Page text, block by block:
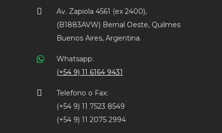
Av. Zapiola 4561 (ex 2400),
(B1883AVW) Bernal Oeste, Quilmes
Buenos Aires, Argentina.
Whatsapp:
(+54 9) 11 6164 9431
Telefono o Fax:
(+54 9) 11 7523 8549
(+54 9) 11 2075 2994